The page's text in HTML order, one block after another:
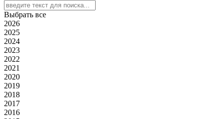
Выбрать все
2026
2025
2024
2023
2022
2021
2020
2019
2018
2017
2016